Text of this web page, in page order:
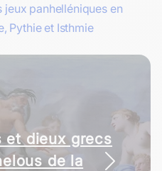
jeux panhelléniques en
Pythie et Isthmie
et dieux grecs
de la